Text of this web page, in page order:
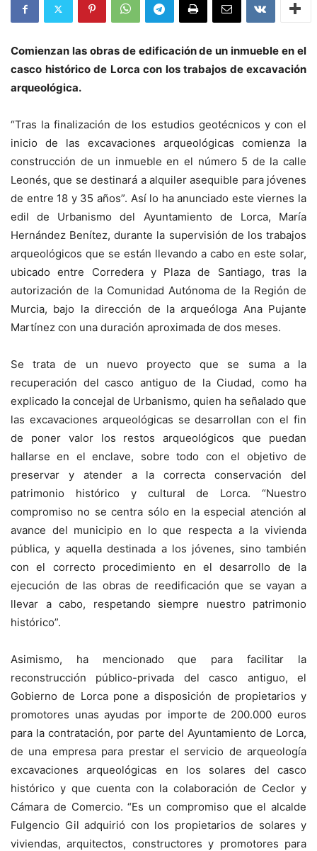
Comienzan las obras de edificación de un inmueble en el
casco histórico de Lorca con los trabajos de excavación
arqueológica.
“Tras la finalización de los estudios geotécnicos y con el
inicio de las excavaciones arqueológicas comienza la
construcción de un inmueble en el número 5 de la calle
Leonés, que se destinará a alquiler asequible para jóvenes
de entre 18 y 35 años”. Así lo ha anunciado este viernes la
edil de Urbanismo del Ayuntamiento de Lorca, María
Hernández Benítez, durante la supervisión de los trabajos
arqueológicos que se están llevando a cabo en este solar,
ubicado entre Corredera y Plaza de Santiago, tras la
autorización de la Comunidad Autónoma de la Región de
Murcia, bajo la dirección de la arqueóloga Ana Pujante
Martínez con una duración aproximada de dos meses.
Se trata de un nuevo proyecto que se suma a la
recuperación del casco antiguo de la Ciudad, como ha
explicado la concejal de Urbanismo, quien ha señalado que
las excavaciones arqueológicas se desarrollan con el fin
de poner valor los restos arqueológicos que puedan
hallarse en el enclave, sobre todo con el objetivo de
preservar y atender a la correcta conservación del
patrimonio histórico y cultural de Lorca. “Nuestro
compromiso no se centra sólo en la especial atención al
avance del municipio en lo que respecta a la vivienda
pública, y aquella destinada a los jóvenes, sino también
con el correcto procedimiento en el desarrollo de la
ejecución de las obras de reedificación que se vayan a
llevar a cabo, respetando siempre nuestro patrimonio
histórico”.
Asimismo, ha mencionado que para facilitar la
reconstrucción público-privada del casco antiguo, el
Gobierno de Lorca pone a disposición de propietarios y
promotores unas ayudas por importe de 200.000 euros
para la contratación, por parte del Ayuntamiento de Lorca,
de una empresa para prestar el servicio de arqueología
excavaciones arqueológicas en los solares del casco
histórico y que cuenta con la colaboración de Ceclor y
Cámara de Comercio. “Es un compromiso que el alcalde
Fulgencio Gil adquirió con los propietarios de solares y
viviendas, arquitectos, constructores y promotores para